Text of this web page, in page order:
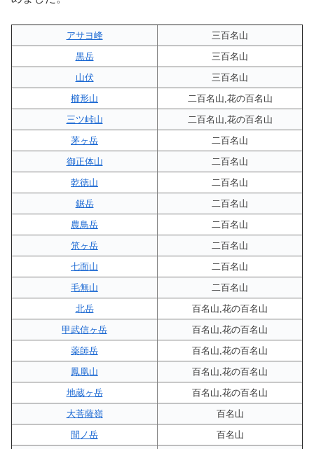
アサヨ峰
三百名山
黒岳
三百名山
山伏
三百名山
櫛形山
二百名山,花の百名山
三ツ峠山
二百名山,花の百名山
茅ヶ岳
二百名山
御正体山
二百名山
乾徳山
二百名山
鋸岳
二百名山
農鳥岳
二百名山
笊ヶ岳
二百名山
七面山
二百名山
毛無山
二百名山
北岳
百名山,花の百名山
甲武信ヶ岳
百名山,花の百名山
薬師岳
百名山,花の百名山
鳳凰山
百名山,花の百名山
地蔵ヶ岳
百名山,花の百名山
大菩薩嶺
百名山
間ノ岳
百名山